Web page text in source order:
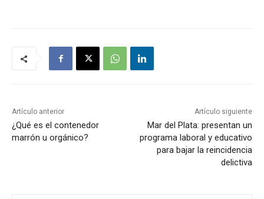
Artículo anterior
¿Qué es el contenedor
marrón u orgánico?
Artículo siguiente
Mar del Plata: presentan un
programa laboral y educativo
para bajar la reincidencia
delictiva